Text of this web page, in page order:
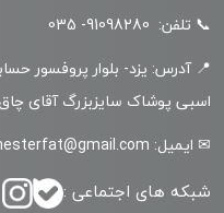
📞 تلفن: 91098280- 035
📍 آدرس: یزد- بلوار پروفسور
اسبی پوشاک سایزبزرگ آقای چاق
✉ ایمیل: info.mesterfat@gmail.com
شبکه های اجتماعی :